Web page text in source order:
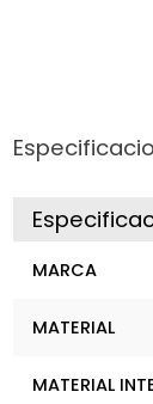
MARCA
MATERIAL
MATERIAL